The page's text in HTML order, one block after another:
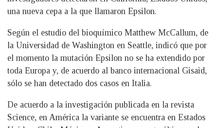
una nueva cepa a la que llamaron Epsilon.
Según el estudio del bioquímico Matthew McCallum, de
la Universidad de Washington en Seattle, indicó que por
el momento la mutación Epsilon no se ha extendido por
toda Europa y, de acuerdo al banco internacional Gisaid,
sólo se han detectado dos casos en Italia.
De acuerdo a la investigación publicada en la revista
Science, en América la variante se encuentra en Estados